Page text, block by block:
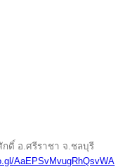
ดิ์ อ.ศรีราชา จ.ชลบุรี
AaEPSvMvugRhQsvWA